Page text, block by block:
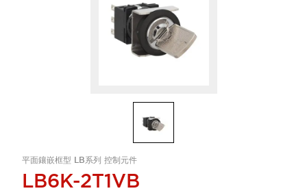
平面鑲嵌框型 LB系列 控制元件
LB6K-2T1VB